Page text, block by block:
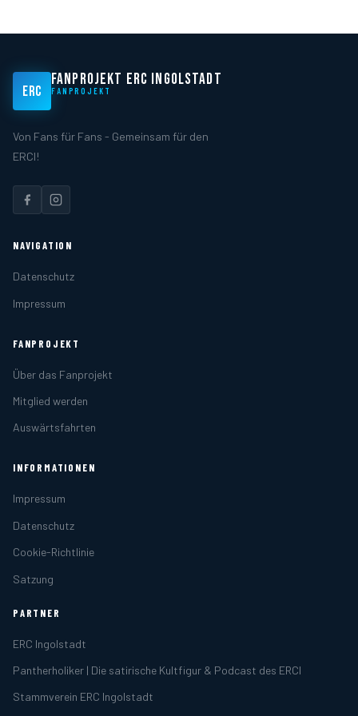
ERC
FANPROJEKT ERC INGOLSTADT
FANPROJEKT
Von Fans für Fans - Gemeinsam für den
ERCI!
NAVIGATION
Datenschutz
Impressum
FANPROJEKT
Über das Fanprojekt
Mitglied werden
Auswärtsfahrten
INFORMATIONEN
Impressum
Datenschutz
Cookie-Richtlinie
Satzung
PARTNER
ERC Ingolstadt
Pantherholiker | Die satirische Kultfigur & Podcast des ERCI
Stammverein ERC Ingolstadt